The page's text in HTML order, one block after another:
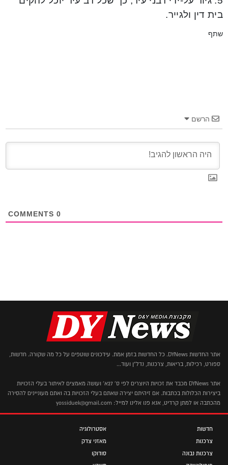
בית דין ולגייר.
שתף
הרשם
0
אתר החדשות DYNews. כל החדשות בזמן אמת. עידכונים שוטפים על כל מה שקורה. חדשות,
ספורט, רכילות, בריאות, צרכנות, נדל"ן ועוד...
אתר DYNews מכבד את זכויות היוצרים לפי ס' 27א' ועושה מאמצים לאיתור בעלי הזכויות
ביצירות הכלולות בכתבות. אם זיהיתם יצירה שאתם בעלי הזכויות בה ואתם מעוניינים להסירה
מהכתבה או למתן קרדיט, אנא פנו אלינו למייל: yossiduek@gmail.com
חדשות
צרכנות
צרכנות נבונה
אסטרולוגיה
מאזני צדק
סודוקו